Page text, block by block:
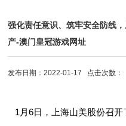
强化责任意识、筑牢安全防线
产-澳门皇冠游戏网址
发布日期：2022-01-17 点击次数：
1月6日，上海山美股份召